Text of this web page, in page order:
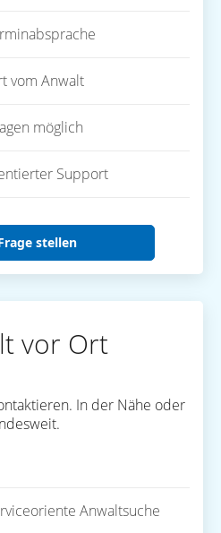
vom Anwalt
möglich
Support
stellen
vor Ort
In der Nähe oder
Anwaltsuche